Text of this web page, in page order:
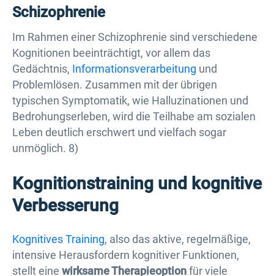
Schizophrenie
Im Rahmen einer Schizophrenie sind verschiedene
Kognitionen beeinträchtigt, vor allem das
Gedächtnis, Informationsverarbeitung und
Problemlösen. Zusammen mit der übrigen
typischen Symptomatik, wie Halluzinationen und
Bedrohungserleben, wird die Teilhabe am sozialen
Leben deutlich erschwert und vielfach sogar
unmöglich. 8)
Kognitionstraining und kognitive
Verbesserung
Kognitives Training, also das aktive, regelmäßige,
intensive Herausfordern kognitiver Funktionen,
stellt eine wirksame Therapieoptionfür viele